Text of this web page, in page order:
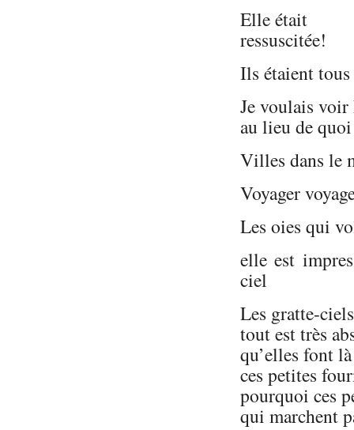
Elle était
ressuscitée!
Ils étaient
Je voulais
au lieu de
Villes dans le
Voyager
Les oies qui
elle est
ciel
Les gratte-
tout est très
qu’elles font
ces petites
pourquoi ces
qui marchent